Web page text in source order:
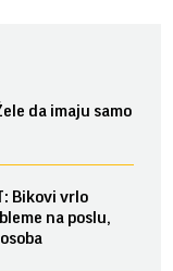
da imaju samo
Bikovi vrlo
na poslu,